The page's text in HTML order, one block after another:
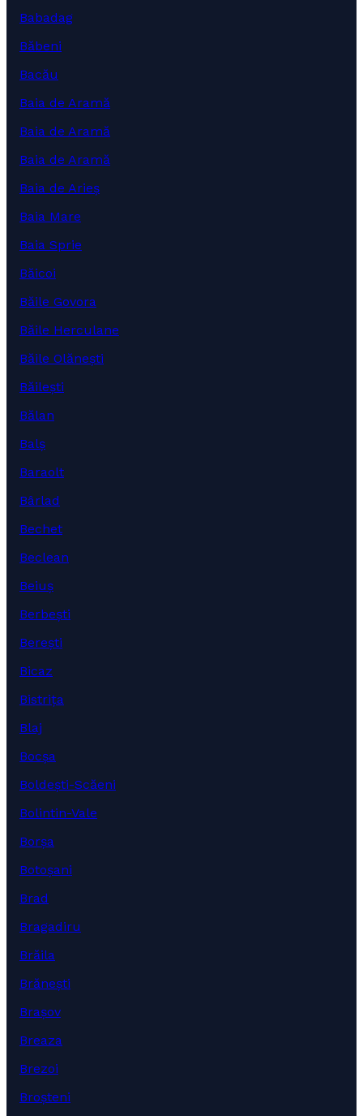
Babadag
Băbeni
Bacău
Baia de Aramă
Baia de Aramă
Baia de Aramă
Baia de Arieș
Baia Mare
Baia Sprie
Băicoi
Băile Govora
Băile Herculane
Băile Olănești
Băilești
Bălan
Balș
Baraolt
Bârlad
Bechet
Beclean
Beiuș
Berbești
Berești
Bicaz
Bistrița
Blaj
Bocșa
Boldești-Scăeni
Bolintin-Vale
Borșa
Botoșani
Brad
Bragadiru
Brăila
Brănești
Brașov
Breaza
Brezoi
Broșteni